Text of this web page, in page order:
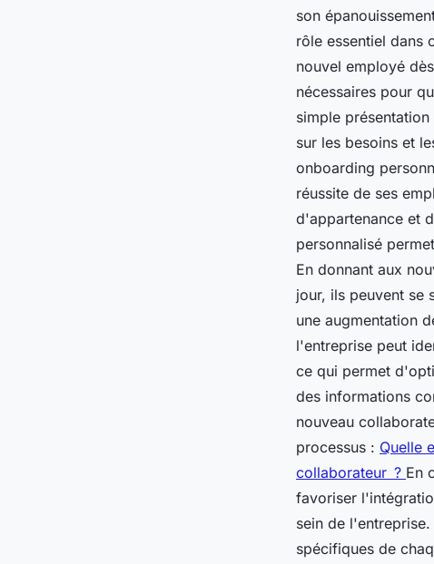
son
rôle essentiel dans
nouvel employé
nécessaires pour
simple
sur les besoins et
onboarding
réussite de ses
d'appartenance et
personnalisé
En donnant aux
jour, ils peuvent se
une augmentation
l'entreprise peut
ce qui permet
des informations
nouveau
processus : Quelle
collaborateur ? En
favoriser
sein de
spécifiques de